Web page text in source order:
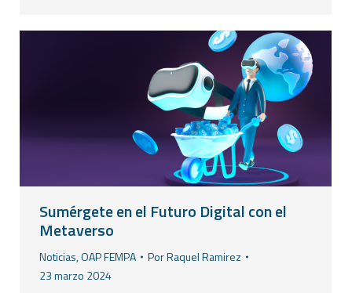
Sumérgete en el Futuro Digital con el
Metaverso
Noticias,OAP FEMPA PorRaquel Ramirez
23 marzo 2024